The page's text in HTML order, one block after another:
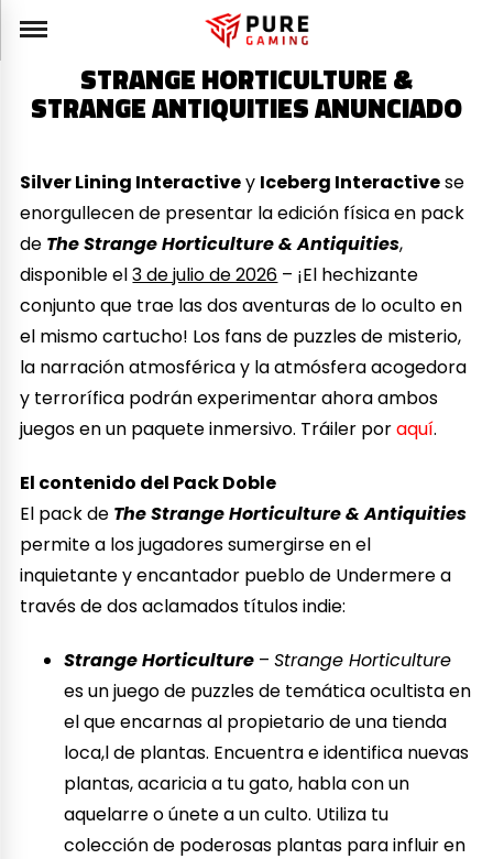
STRANGE HORTICULTURE &
STRANGE ANTIQUITIES ANUNCIADO
Silver Lining Interactivey Iceberg Interactivese
enorgullecen de presentar la edición física en pack
de The Strange Horticulture & Antiquities,
disponible el3 de julio de 2026 – ¡El hechizante
conjunto que trae las dos aventuras de lo oculto en
el mismo cartucho! Los fans de puzzles de misterio,
la narración atmosférica y la atmósfera acogedora
y terrorífica podrán experimentar ahora ambos
juegos en un paquete inmersivo. Tráiler poraquí.
El contenido del Pack Doble
El pack de The Strange Horticulture & Antiquities
permite a los jugadores sumergirse en el
inquietante y encantador pueblo de Undermere a
través de dos aclamados títulos indie:
Strange Horticulture –Strange Horticulture
es un juego de puzzles de temática ocultista en
el que encarnas al propietario de una tienda
loca,l de plantas. Encuentra e identifica nuevas
plantas, acaricia a tu gato, habla con un
aquelarre o únete a un culto. Utiliza tu
colección de poderosas plantas para influir en